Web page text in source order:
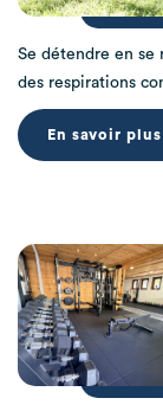
Se détendre en se
des respirations
En savoir plus